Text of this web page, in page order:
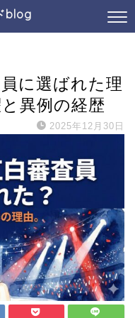
blog
に選ばれた理
異例の経歴
2025年12月30日